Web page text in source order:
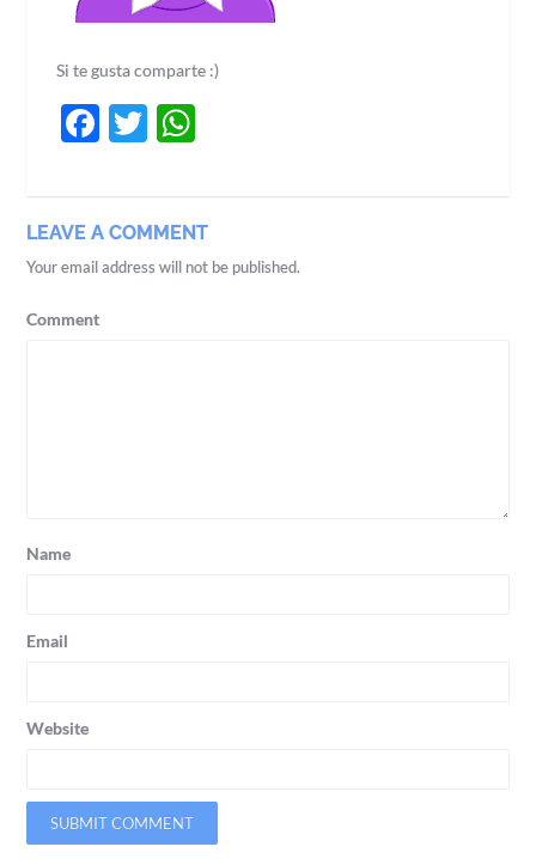
Si te gusta comparte :)
Facebook
Twitter
LEAVE A COMMENT
Your email address will not be published.
Comment
Name
Email
Website